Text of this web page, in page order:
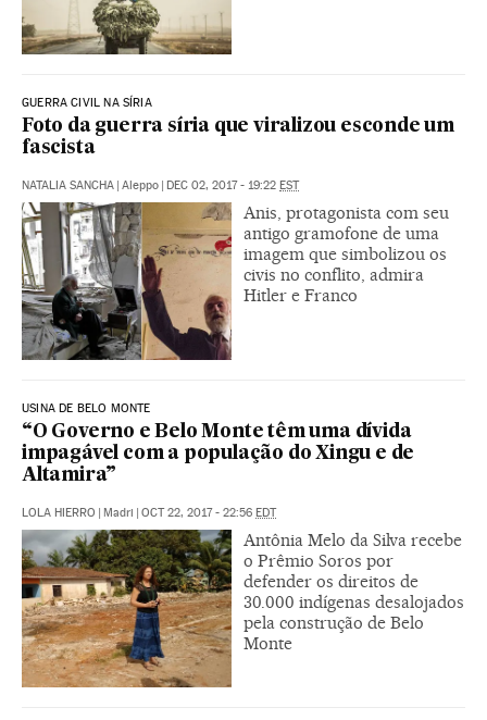
GUERRA CIVIL NA SÍRIA
Foto da guerra síria que viralizou esconde um
fascista
NATALIA SANCHA | Aleppo | DEC 02, 2017 - 19:22 EST
Anis, protagonista com seu
antigo gramofone de uma
imagem que simbolizou os
civis no conflito, admira
Hitler e Franco
USINA DE BELO MONTE
“O Governo e Belo Monte têm uma dívida
impagável com a população do Xingu e de
Altamira”
LOLA HIERRO | Madri | OCT 22, 2017 - 22:56 EDT
Antônia Melo da Silva recebe
o Prêmio Soros por
defender os direitos de
30.000 indígenas desalojados
pela construção de Belo
Monte